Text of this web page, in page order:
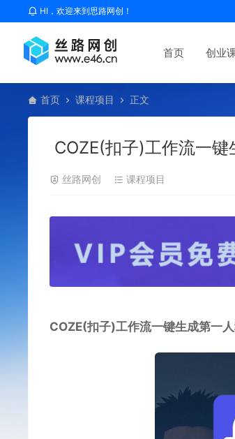
HI，欢迎来到思路网创！
首页 创业
首页 课程项目 正文
COZE(扣子)工作流一
丝路网创 课程项目
COZE(扣子)工作流一键生成第一